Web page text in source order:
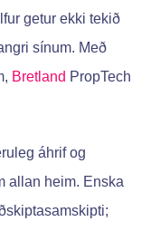
getur ekki tekið
sínum. Með
Bretland PropTech
áhrif og
allan heim. Enska